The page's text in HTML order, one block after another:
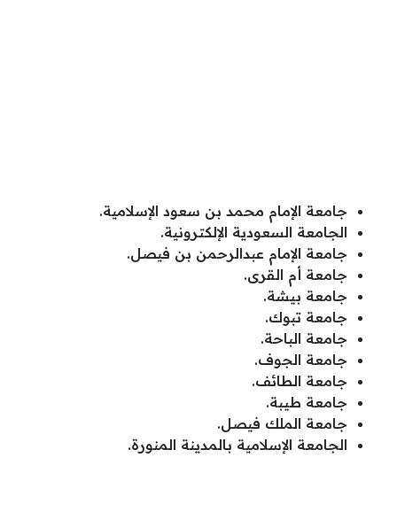
جامعة الإمام محمد بن سعود الإسلامية.
الجامعة السعودية الإلكترونية.
جامعة الإمام عبدالرحمن بن فيصل.
جامعة أم القرى.
جامعة بيشة.
جامعة تبوك.
جامعة الباحة.
جامعة الجوف.
جامعة الطائف.
جامعة طيبة.
جامعة الملك فيصل.
الجامعة الإسلامية بالمدينة المنورة.